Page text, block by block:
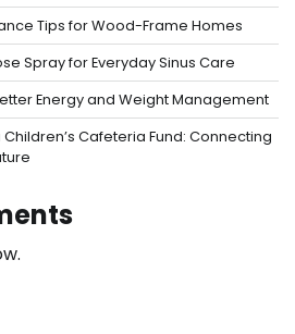
Tips for Wood-Frame Homes
Spray for Everyday Sinus Care
Energy and Weight Management
Cafeteria Fund: Connecting